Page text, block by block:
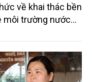
về khai thác bền
môi trường nước
và Môi trường
2026. Hội thảo thu
biểu là lãnh đạo